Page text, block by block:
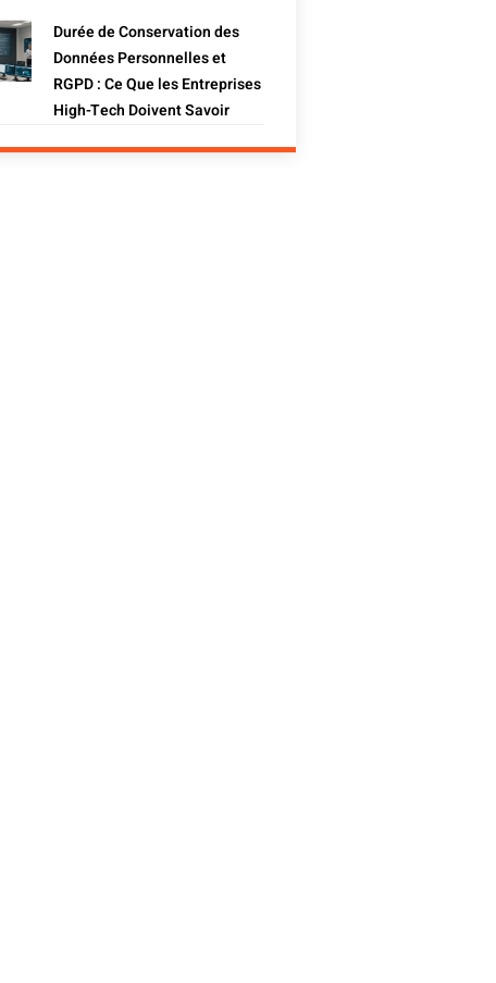
Durée de Conservation des
Données Personnelles et
RGPD : Ce Que les Entreprises
High-Tech Doivent Savoir